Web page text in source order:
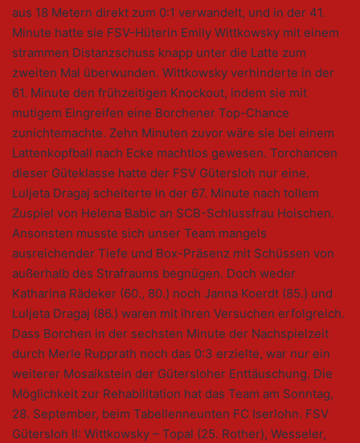
aus 18 Metern direkt zum 0:1 verwandelt, und in der 41.
Minute hatte sie FSV-Hüterin Emily Wittkowsky mit einem
strammen Distanzschuss knapp unter die Latte zum
zweiten Mal überwunden. Wittkowsky verhinderte in der
61. Minute den frühzeitigen Knockout, indem sie mit
mutigem Eingreifen eine Borchener Top-Chance
zunichtemachte. Zehn Minuten zuvor wäre sie bei einem
Lattenkopfball nach Ecke machtlos gewesen. Torchancen
dieser Güteklasse hatte der FSV Gütersloh nur eine.
Luljeta Dragaj scheiterte in der 67. Minute nach tollem
Zuspiel von Helena Babic an SCB-Schlussfrau Hoischen.
Ansonsten musste sich unser Team mangels
ausreichender Tiefe und Box-Präsenz mit Schüssen von
außerhalb des Strafraums begnügen. Doch weder
Katharina Rädeker (60., 80.) noch Janna Koerdt (85.) und
Luljeta Dragaj (86.) waren mit ihren Versuchen erfolgreich.
Dass Borchen in der sechsten Minute der Nachspielzeit
durch Merle Rupprath noch das 0:3 erzielte, war nur ein
weiterer Mosaikstein der Gütersloher Enttäuschung. Die
Möglichkeit zur Rehabilitation hat das Team am Sonntag,
28. September, beim Tabellenneunten FC Iserlohn. FSV
Gütersloh II: Wittkowsky – Topal (25. Rother), Wesseler,